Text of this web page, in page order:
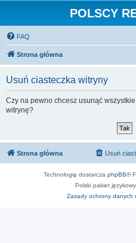
POLSCY
FAQ
Strona główna
Usuń ciasteczka witryny
Czy na pewno chcesz usunąć
witrynę?
Strona główna Usuń
Technologię dostarcza phpBB®
Polski pakiet
Zasady ochrony danych